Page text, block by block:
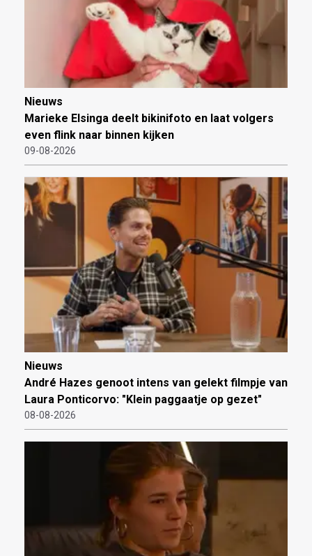
Nieuws
Marieke Elsinga deelt bikinifoto en laat volgers
even flink naar binnen kijken
09-08-2026
Nieuws
André Hazes genoot intens van gelekt filmpje van
Laura Ponticorvo: "Klein paggaatje op gezet"
08-08-2026